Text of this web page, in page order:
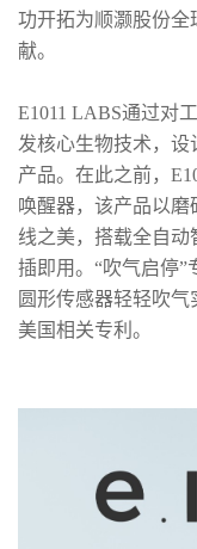
功开拓为顺灏股份全
献。
E1011 LABS通过对
发核心生物技术，
产品。在此之前，
唤醒器，该产品以
线之美，搭载全自
插即用。“吹气启停
圆形传感器轻轻吹
美国相关专利。